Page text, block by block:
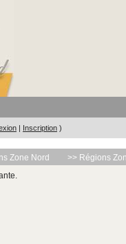
| Inscription )
Zone Nord
>> Régions